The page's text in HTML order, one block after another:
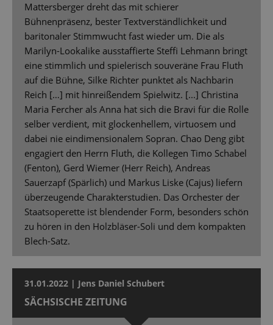
Mattersberger dreht das mit schierer
Bühnenpräsenz, bester Textverständlichkeit und
baritonaler Stimmwucht fast wieder um. Die als
Marilyn-Lookalike ausstaffierte Steffi Lehmann bringt
eine stimmlich und spielerisch souveräne Frau Fluth
auf die Bühne, Silke Richter punktet als Nachbarin
Reich […] mit hinreißendem Spielwitz. [...] Christina
Maria Fercher als Anna hat sich die Bravi für die Rolle
selber verdient, mit glockenhellem, virtuosem und
dabei nie eindimensionalem Sopran. Chao Deng gibt
engagiert den Herrn Fluth, die Kollegen Timo Schabel
(Fenton), Gerd Wiemer (Herr Reich), Andreas
Sauerzapf (Spärlich) und Markus Liske (Cajus) liefern
überzeugende Charakterstudien. Das Orchester der
Staatsoperette ist blendender Form, besonders schön
zu hören in den Holzbläser-Soli und dem kompakten
Blech-Satz.
31.01.2022 | Jens Daniel Schubert
SÄCHSISCHE ZEITUNG